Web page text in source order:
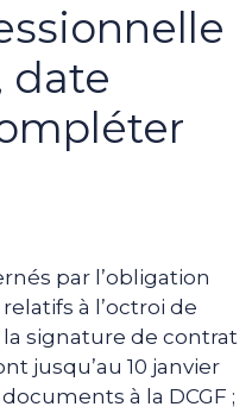
date
par l’obligation
à l’octroi de
signature de contrat
jusqu’au 10 janvier
à la DCGF ;